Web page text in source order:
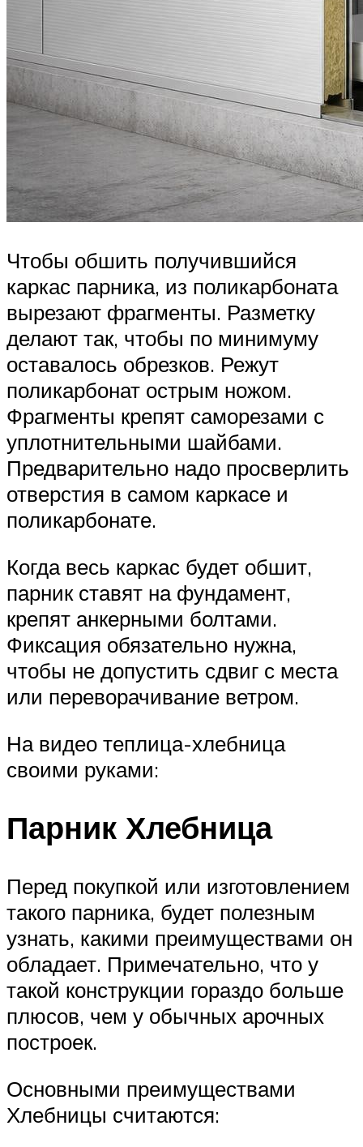
Чтобы обшить получившийся
каркас парника, из поликарбоната
вырезают фрагменты. Разметку
делают так, чтобы по минимуму
оставалось обрезков. Режут
поликарбонат острым ножом.
Фрагменты крепят саморезами с
уплотнительными шайбами.
Предварительно надо просверлить
отверстия в самом каркасе и
поликарбонате.
Когда весь каркас будет обшит,
парник ставят на фундамент,
крепят анкерными болтами.
Фиксация обязательно нужна,
чтобы не допустить сдвиг с места
или переворачивание ветром.
На видео теплица-хлебница
своими руками:
Парник Хлебница
Перед покупкой или изготовлением
такого парника, будет полезным
узнать, какими преимуществами он
обладает. Примечательно, что у
такой конструкции гораздо больше
плюсов, чем у обычных арочных
построек.
Основными преимуществами
Хлебницы считаются: